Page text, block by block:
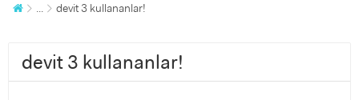
... devit 3 kullananlar!
devit 3 kullananlar!